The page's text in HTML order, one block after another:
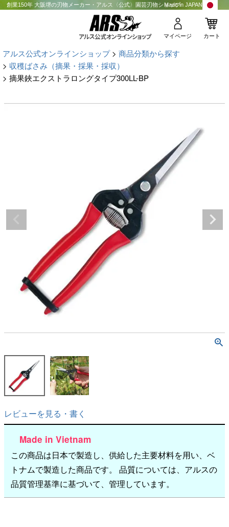
創業150年 大阪堺の刃物メーカー・アルス〈公式〉園芸刃物ショップMade in JAPAN
マイページ カート
アルス公式オンラインショップ
商品分類から探す
収穫ばさみ（摘果・採果・採収）
摘果鋏エクストラロングタイプ300LL-BP
レビューを見る・書く
Made in Vietnam
この商品は日本で製造し、供給した主要材料を用い、ベ
トナムで製造した商品です。 品質については、アルスの
品質管理基準に基づいて、管理しています。